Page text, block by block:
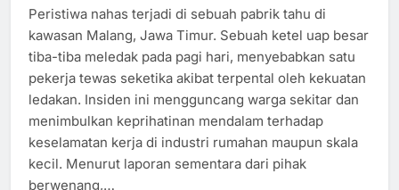
Peristiwa nahas terjadi di sebuah pabrik tahu di
kawasan Malang, Jawa Timur. Sebuah ketel uap besar
tiba-tiba meledak pada pagi hari, menyebabkan satu
pekerja tewas seketika akibat terpental oleh kekuatan
ledakan. Insiden ini mengguncang warga sekitar dan
menimbulkan keprihatinan mendalam terhadap
keselamatan kerja di industri rumahan maupun skala
kecil. Menurut laporan sementara dari pihak
berwenang,…